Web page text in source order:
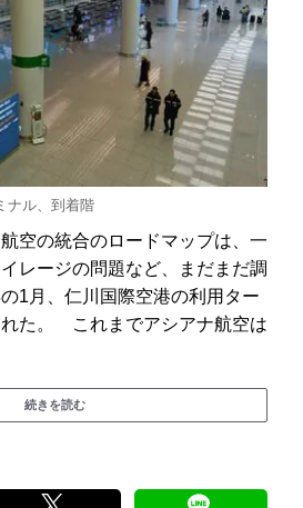
ナル、到着階
空の統合のロードマップは、一
レージの問題など、まだまだ調
1月、仁川国際空港の利用ター
れた。 これまでアシアナ航空は
続きを読む